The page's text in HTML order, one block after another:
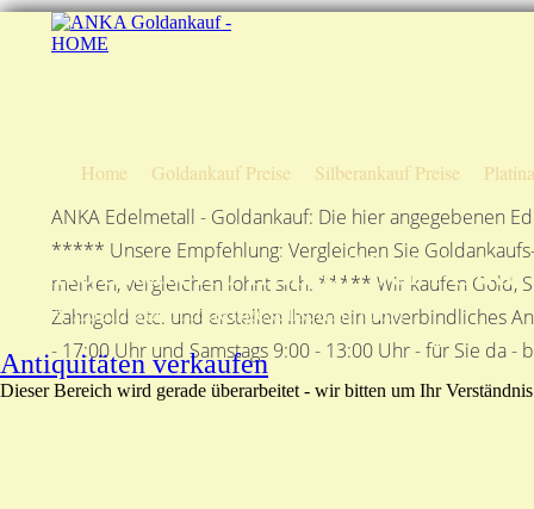
Home Goldankauf Preise Silberankauf Preise
ANKA Edelmetall - Goldankauf: Die hier angegebenen
***** Unsere Empfehlung: Vergleichen Sie
merken, vergleichen lohnt sich. ***** Wir kaufen Gold,
Zahngold etc. und erstellen Ihnen ein unverbindliches
- 17:00 Uhr und Samstags 9:00 - 13:00 Uhr - für Sie
Antiquitäten Ankauf bei Anka
ANKA Edelmetallhandelsgesellschaft mbH
Antiquitäten verkaufen
Dieser Bereich wird gerade überarbeitet - wir bitten um Ihr